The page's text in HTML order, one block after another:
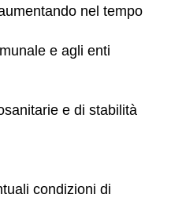
nel tempo
e agli enti
e di stabilità
condizioni di